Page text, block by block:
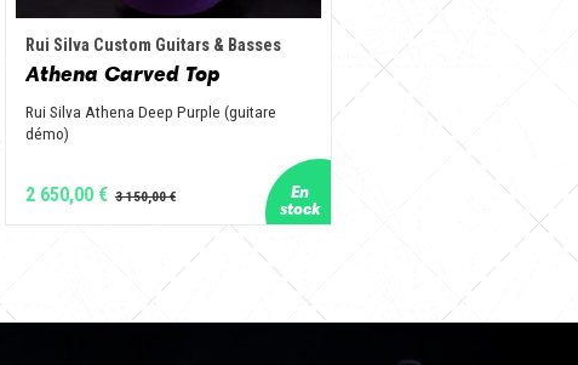
Rui Silva Custom Guitars & Basses
Athena Carved Top
Rui Silva Athena Deep Purple (guitare
démo)
2 650,00 €